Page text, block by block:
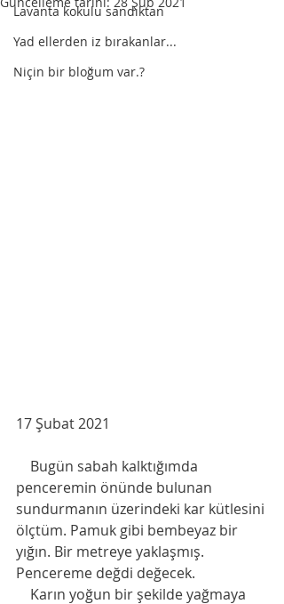
Lavanta kokulu sandıktan
Yad ellerden iz bırakanlar...
Niçin bir bloğum var.?
17 Şubat 2021
penceremin önünde bulunan
sundurmanın üzerindeki kar kütlesini
ölçtüm. Pamuk gibi bembeyaz bir
yığın. Bir metreye yaklaşmış.
Pencereme değdi değecek.